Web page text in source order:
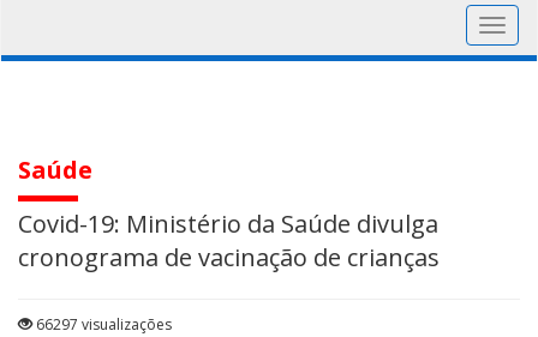
Saúde
Covid-19: Ministério da Saúde divulga
cronograma de vacinação de crianças
66297 visualizações